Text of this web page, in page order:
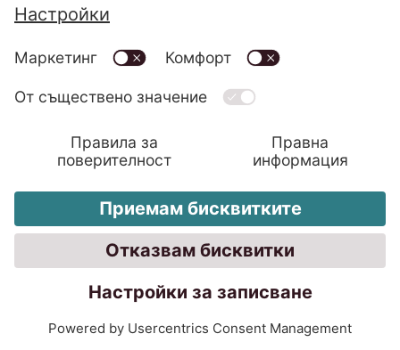
Нашата цел е да създадем ново ниво на
партньори и да разкрием нови области
за приходи. Например обемът на
необслужвани кредити намалява в
региона на Централна Европа и поради
това възнамеряваме да разширим
инвестициите в обезпечени
необслужвани кредити. Някои държави
могат да се възползват от него.